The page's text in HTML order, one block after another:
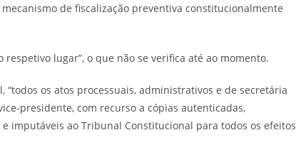
de fiscalização preventiva constitucionalmente
lugar”, o que não se verifica até ao momento.
os atos processuais, administrativos e de secretária
presidente, com recurso a cópias autenticadas,
imputáveis ao Tribunal Constitucional para todos os efeitos